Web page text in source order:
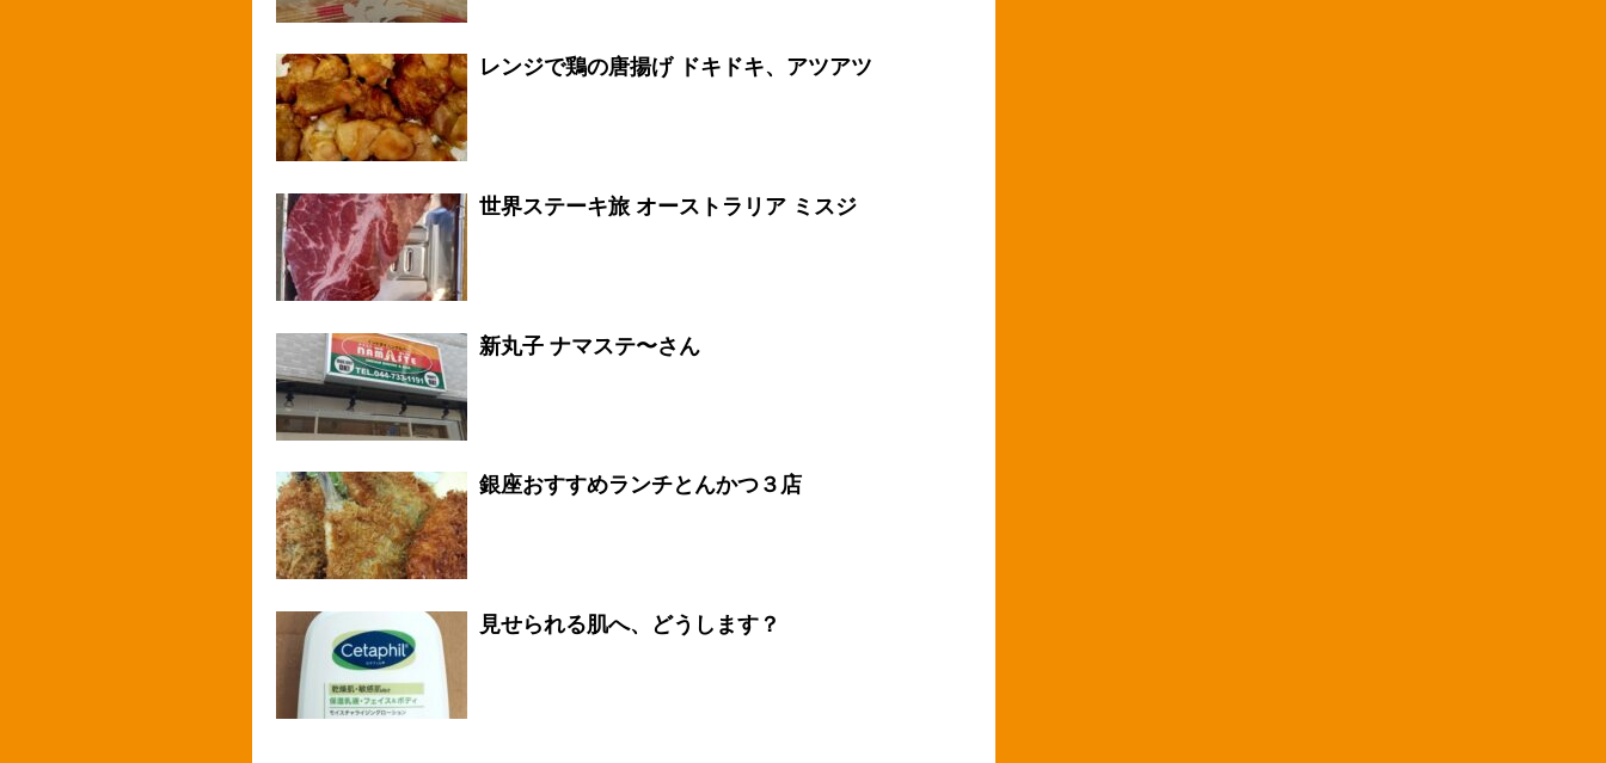
レンジで鶏の唐揚げ ドキドキ、アツアツ
世界ステーキ旅 オーストラリア ミスジ
新丸子 ナマステ〜さん
銀座おすすめランチとんかつ３店
見せられる肌へ、どうします？